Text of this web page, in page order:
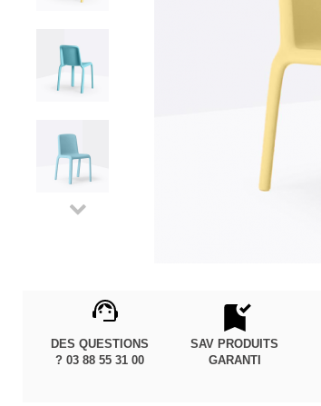
DES QUESTIONS
? 03 88 55 31 00
SAV PRODUITS
GARANTI